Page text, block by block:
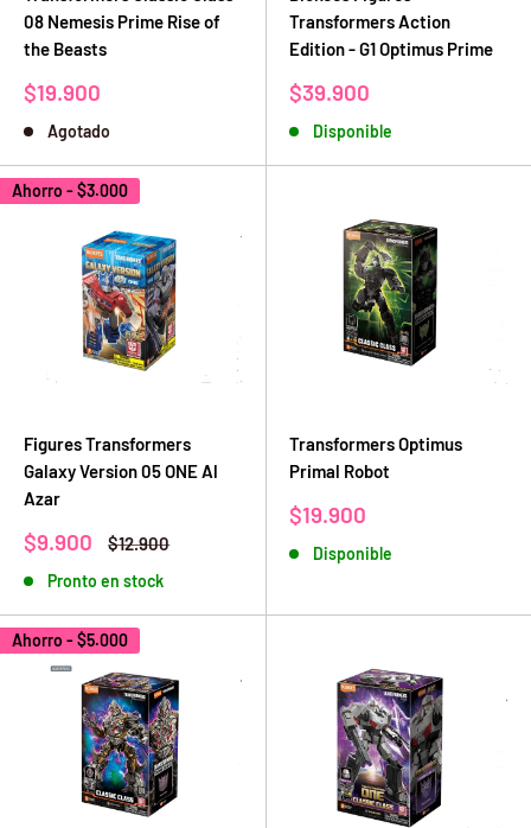
08 Nemesis Prime Rise of
the Beasts
Precio
venta
$19.900
Agotado
Transformers Action
Edition - G1 Optimus Prime
Precio
venta
$39.900
Disponible
Ahorro -$3.000
Figures Transformers
Galaxy Version 05 ONE Al
Azar
Precio
venta
$9.900
Precio
$12.900
Pronto en stock
Transformers Optimus
Primal Robot
Precio
venta
$19.900
Disponible
Ahorro -$5.000